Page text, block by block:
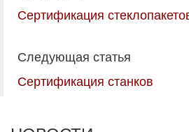
Сертификация
Следующая статья
Сертификация станков